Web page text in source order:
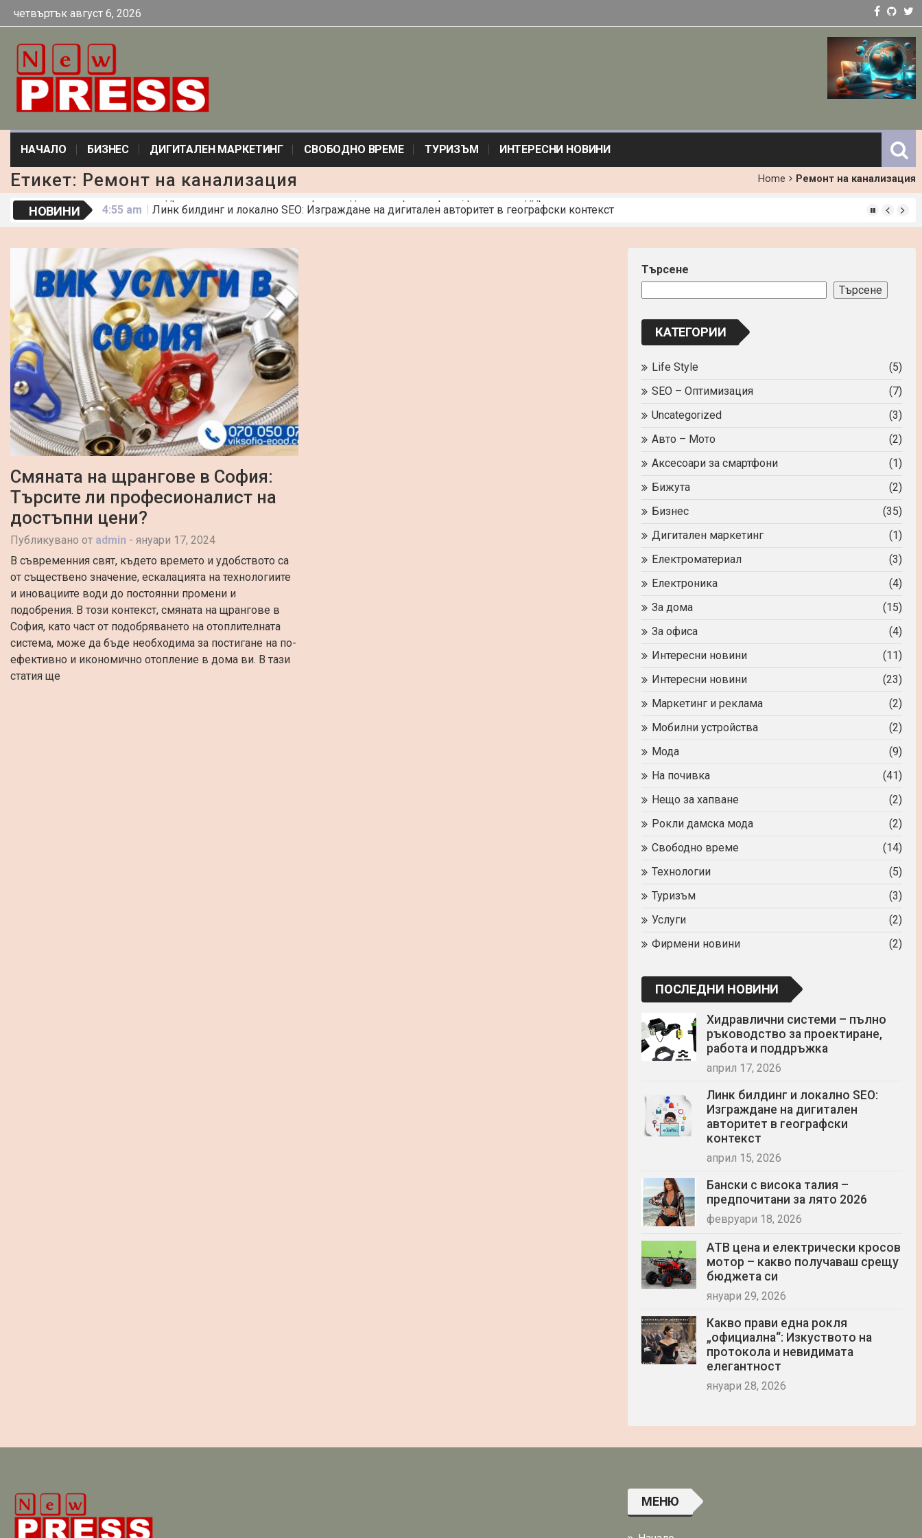
четвъртък август 6, 2026
НАЧАЛО БИЗНЕС ДИГИТАЛЕН МАРКЕТИНГ СВОБОДНО ВРЕМЕ ТУРИЗЪМ ИНТЕРЕСНИ НОВИНИ
Етикет: Ремонт на канализация Home Ремонт на канализация
НОВИНИ 4:55 am
Линк билдинг и локално SEO: Изграждане на дигитален авторитет в географски контекст
10:01 am
Какво прави една рокля „официална“: Изкуството на протокола и невидимата елегантност
2:18 pm
По-малко искри, повече резултат: електрожени и телоподаващи в реалния живот
7:09 am
Какви съдове са подходящи за индукционен плот: Пълно ръководство
5:11 am
42 Идеи за Пасивен Доход
8:34 am
Погребални обреди по света и България: Траурна агенция град Пазарджик
12:27 pm
Дигитална Трансформация на Услугите: Гласуване, Регистрация или Резервации Чрез Блокчейн?
5:11 am
Хидравлични системи – пълно ръководство за проектиране, работа и поддръжка
Смяната на щрангове в София:
Търсите ли професионалист на
достъпни цени?
Публикувано от admin - януари 17, 2024
В съвременния свят, където времето и удобството са
от съществено значение, ескалацията на технологиите
и иновациите води до постоянни промени и
подобрения. В този контекст, смяната на щрангове в
София, като част от подобряването на отоплителната
система, може да бъде необходима за постигане на по-
ефективно и икономично отопление в дома ви. В тази
статия ще
Търсене
Търсене
КАТЕГОРИИ
Life Style
(5)
SEO – Оптимизация
(7)
Uncategorized
(3)
Авто – Мото
(2)
Аксесоари за смартфони
(1)
Бижута
(2)
Бизнес
(35)
Дигитален маркетинг
(1)
Електроматериал
(3)
Електроника
(4)
За дома
(15)
За офиса
(4)
Интересни новини
(11)
Интересни новини
(23)
Маркетинг и реклама
(2)
Мобилни устройства
(2)
Мода
(9)
На почивка
(41)
Нещо за хапване
(2)
Рокли дамска мода
(2)
Свободно време
(14)
Технологии
(5)
Туризъм
(3)
Услуги
(2)
Фирмени новини
(2)
ПОСЛЕДНИ НОВИНИ
Хидравлични системи – пълно
ръководство за проектиране,
работа и поддръжка
април 17, 2026
Линк билдинг и локално SEO:
Изграждане на дигитален
авторитет в географски
контекст
април 15, 2026
Бански с висока талия –
предпочитани за лято 2026
февруари 18, 2026
АТВ цена и електрически кросов
мотор – какво получаваш срещу
бюджета си
януари 29, 2026
Какво прави една рокля
„официална“: Изкуството на
протокола и невидимата
елегантност
януари 28, 2026
МЕНЮ